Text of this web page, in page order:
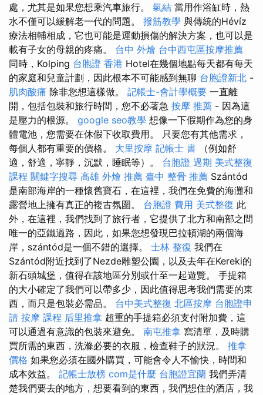
處，尤其是如果您想乘汽車旅行。 氣結 當用作浴缸時，熱
水不僅可以緩解老一代的問題。 撥筋教學 與傳統的Hévíz
療法相輔相成，它也可能是運動損傷的解決方案，也可以是
載有子女的母親的疼痛。 台中 外燴 台中西屯區按摩推薦
同時，Kolping 台胞證 香港 Hotel在幾個地點每天都有每天
的家庭和兒童計劃，因此根本不可能感到無聊 台胞證新北 -
肌肉酸痛 除非您想這樣做。 記帳士-會計學概要 一直離
開，包括包裝和旅行時間，您不必著急 按摩 推薦 - 因為這
是壓力的根源。 google seo教學 想像一下假期作為您的身
體電池，您需要在休假下收取費用。 只要您有其他需求，
每個人都有重要的價格。 大里按摩 記帳士 書 （例如舒
適，舒適，寧靜，沉默，睡眠等）。 台胞證 過期 美式整復
課程 關鍵字搜尋 高雄 外燴 推薦 臺中 整骨 推薦 Szántód
是南部海岸的一種懷舊寶石，在這裡，我們在免費的海灘和
露營地上擁有真正的複古氛圍。 台胞證 費用 美式整復 此
外，在這裡，我們找到了旅行者，它提供了北方和南部之間
唯一的亞鐵過路，因此，如果您想發現巴拉頓湖的兩個海
岸，szántód是一個不錯的選擇。 士林 整復 我們在
Szántód附近找到了Nezde雕塑公園，以及去年在Kereki的
新石頭城堡，值得在該地區分別或什至一起遊覽。 手提箱
的大小確定了我們可以帶多少，因此值得思考我們需要的東
西，而只是包裝必需品。 台中美式整復 北區按摩 台胞證申
請 按摩 課程 后里推拿 超重的手提箱必須支付附加費，這
可以通過有意識的包裝來避免。 南屯推拿 寫清單，及時購
買所需的東西，洗滌必要的衣服，檢查鞋子的狀況。 推拿
價格 如果您必須在國外購買，可能會令人不愉快，時間和
成本效益。 記帳士放榜 com是什麼 台胞證宜蘭 我們弄清
楚我們要去的地方，想要看到的東西，我們想住的酒店，我